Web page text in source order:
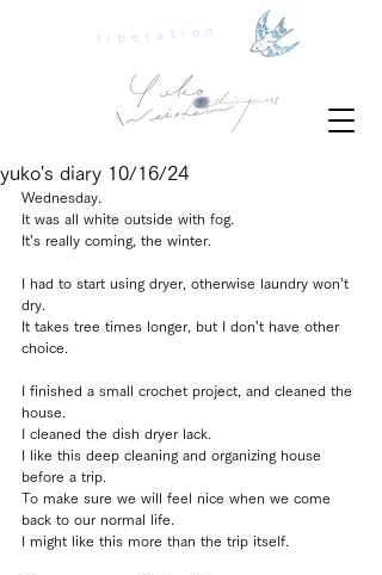
liberation
yuko's diary 10/16/24
Wednesday.
It was all white outside with fog.
It’s really coming, the winter.
I had to start using dryer, otherwise laundry won’t
dry.
It takes tree times longer, but I don’t have other
choice.
I finished a small crochet project, and cleaned the
house.
I cleaned the dish dryer lack.
I like this deep cleaning and organizing house
before a trip.
To make sure we will feel nice when we come
back to our normal life.
I might like this more than the trip itself.